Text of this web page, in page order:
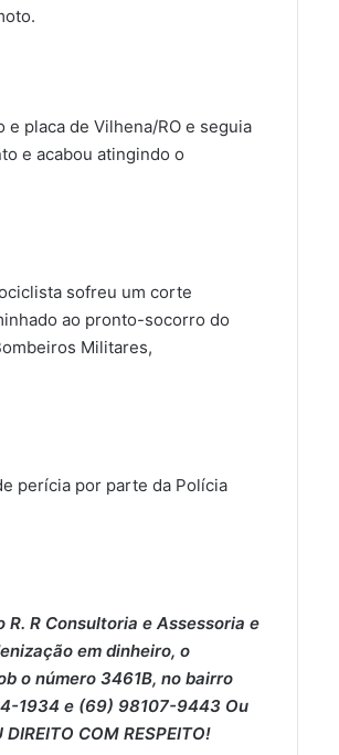
placa de Vilhena/RO e seguia
e acabou atingindo o
sofreu um corte
ao pronto-socorro do
Militares,
perícia por parte da Polícia
R Consultoria e Assessoria e
em dinheiro, o
o número 3461B, no bairro
1934 e (69) 98107-9443 Ou
COM RESPEITO!